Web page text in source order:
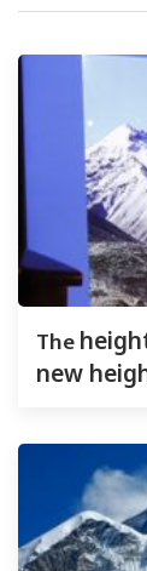
The
new